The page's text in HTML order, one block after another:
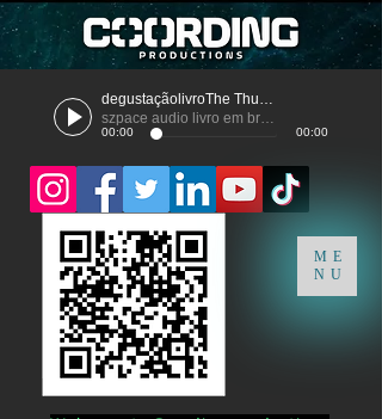
degustaçãolivroThe Thunder
szpace audio livro em breve
00:00 00:00
ME
NU